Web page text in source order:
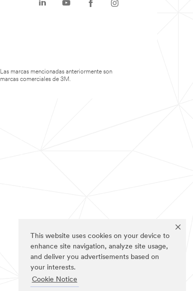
This website uses cookies on your device to
enhance site navigation, analyze site usage,
and deliver you advertisements based on
your interests.
Cookie Notice
Las marcas mencionadas anteriormente son
marcas comerciales de 3M.